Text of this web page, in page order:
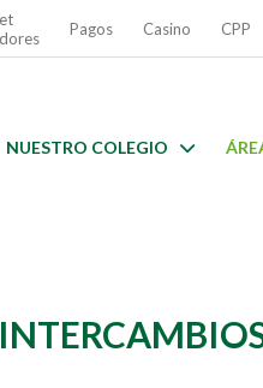
Pagos Casino CPP
NUESTRO COLEGIO